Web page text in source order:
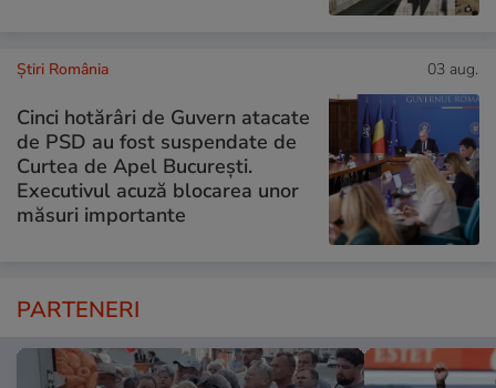
Știri România 03 aug.
Cinci hotărâri de Guvern atacate
de PSD au fost suspendate de
Curtea de Apel București.
Executivul acuză blocarea unor
măsuri importante
PARTENERI